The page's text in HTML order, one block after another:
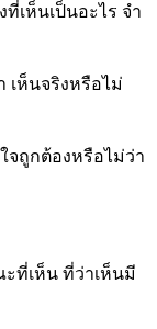
เห็นเป็นอะไร จำ
เห็นจริงหรือไม่
จถูกต้องหรือไม่ว่า
ที่เห็น ที่ว่าเห็นมี